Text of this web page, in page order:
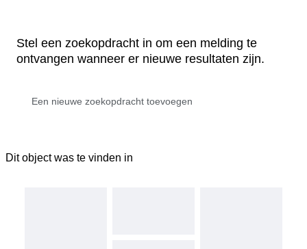
Stel een zoekopdracht in om een melding te
ontvangen wanneer er nieuwe resultaten zijn.
Dit object was te vinden in